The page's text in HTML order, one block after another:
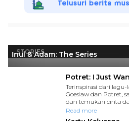
Telusuri berita